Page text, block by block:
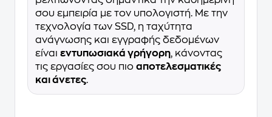
σου εμπειρία με τον υπολογιστή. Με την
τεχνολογία των SSD, η ταχύτητα
ανάγνωσης και εγγραφής δεδομένων
είναι εντυπωσιακά γρήγορη, κάνοντας
τις εργασίες σου πιο αποτελεσματικές
και άνετες.